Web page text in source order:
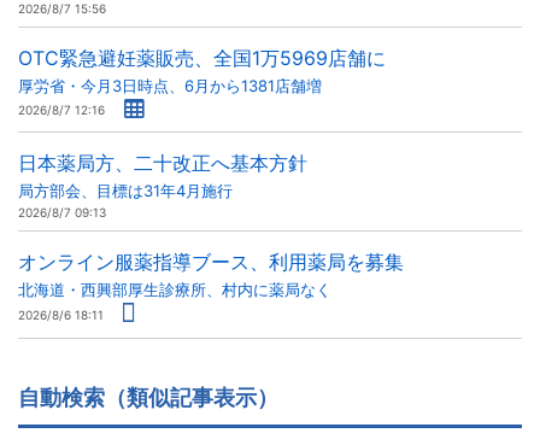
2026/8/7 15:56
OTC緊急避妊薬販売、全国1万5969店舗に
厚労省・今月3日時点、6月から1381店舗増
2026/8/7 12:16
日本薬局方、二十改正へ基本方針
局方部会、目標は31年4月施行
2026/8/7 09:13
オンライン服薬指導ブース、利用薬局を募集
北海道・西興部厚生診療所、村内に薬局なく
2026/8/6 18:11
自動検索（類似記事表示）